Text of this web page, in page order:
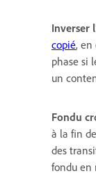
Inverser
copié, en
phase si
un
Fondu
à la fin
des
fondu en